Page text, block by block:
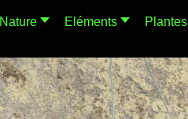
Nature Eléments Plantes